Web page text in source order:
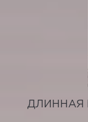
ДЛИННАЯ